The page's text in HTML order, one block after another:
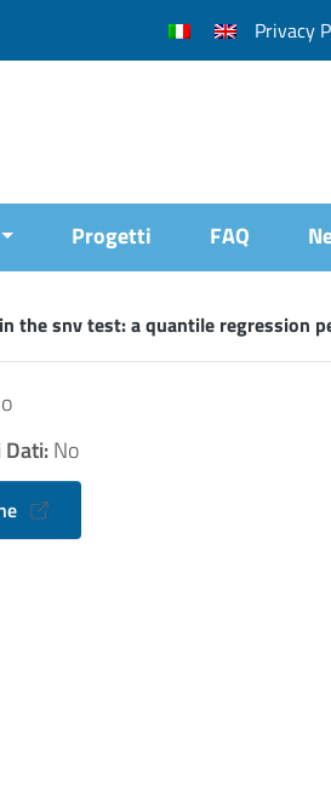
Privacy
Progetti FAQ
the snv test: a quantile regression
No